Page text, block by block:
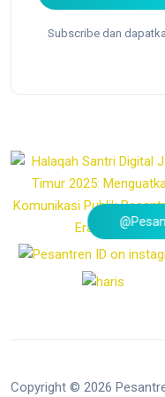
Subscribe dan
Copyright © 2026